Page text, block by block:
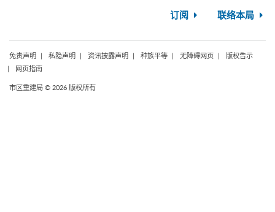
订阅 联络本局
免责声明 私隐声明 资讯披露声明 种族平等 无障碍网页
版权告示
网页指南
市区重建局 © 2026 版权所有